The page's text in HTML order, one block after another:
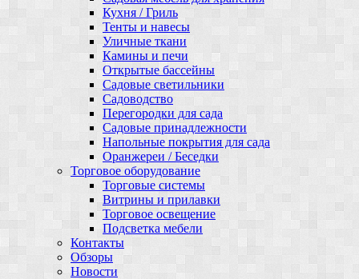
Кухня / Гриль
Тенты и навесы
Уличные ткани
Камины и печи
Открытые бассейны
Садовые светильники
Садоводство
Перегородки для сада
Садовые принадлежности
Напольные покрытия для сада
Оранжереи / Беседки
Торговое оборудование
Торговые системы
Витрины и прилавки
Торговое освещение
Подсветка мебели
Контакты
Обзоры
Новости